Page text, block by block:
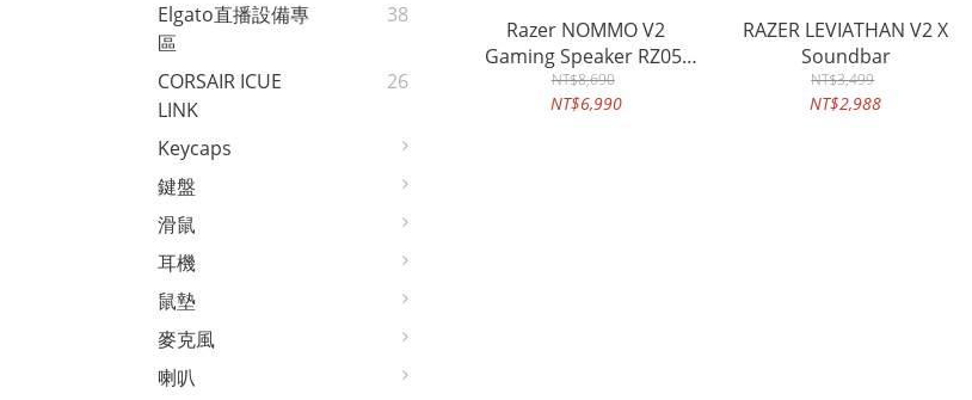
Elgato直播設備專
區
38
CORSAIR ICUE
LINK
26
Keycaps
鍵盤
滑鼠
耳機
鼠墊
麥克風
喇叭
Razer NOMMO V2
Gaming Speaker RZ05-
04750100-R3A1
NT$8,690
NT$6,990
RAZER LEVIATHAN V2 X
Soundbar
NT$3,499
NT$2,988